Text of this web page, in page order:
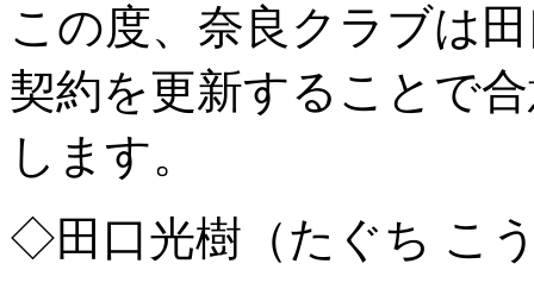
この度、奈良クラブは
契約を更新することで
します。
◇田口光樹（たぐち こ